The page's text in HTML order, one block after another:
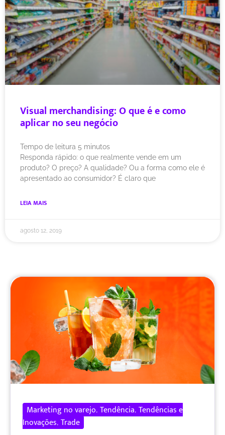
Visual merchandising: O que é e como
aplicar no seu negócio
Tempo de leitura 5 minutos
Responda rápido: o que realmente vende em um
produto? O preço? A qualidade? Ou a forma como ele é
apresentado ao consumidor? É claro que
LEIA MAIS
agosto 12, 2019
Marketing no varejo, Tendência, Tendências e
Inovações, Trade
Página
Página